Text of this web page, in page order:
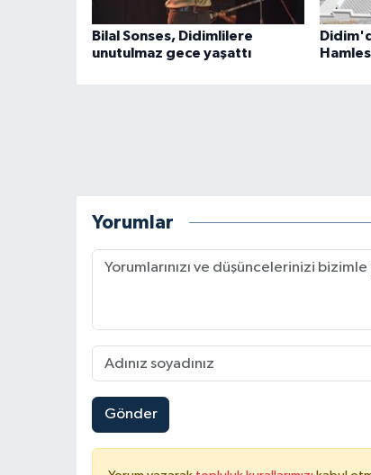
Bilal Sonses, Didimlilere
unutulmaz gece yaşattı
Yorumlar
Gönder